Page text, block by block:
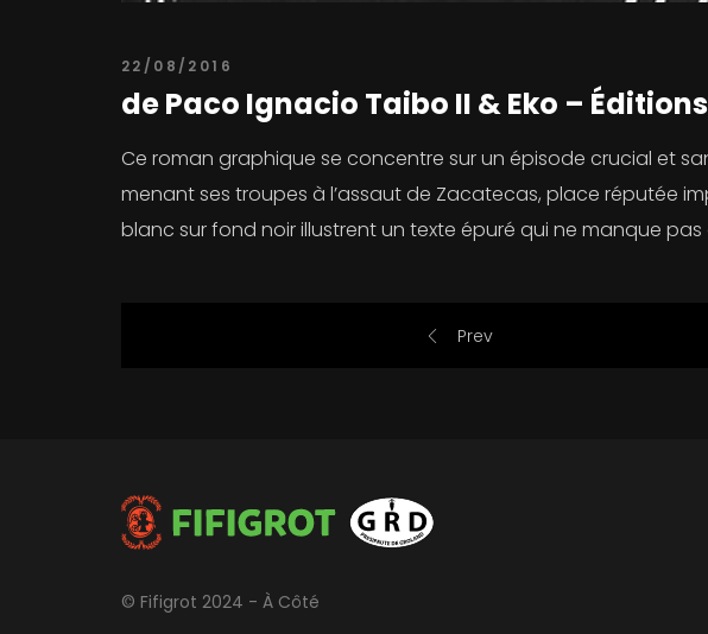
22/08/2016
de Paco Ignacio Taibo II & Eko –
Ce roman graphique se concentre sur un épisode crucial et
menant ses troupes à l’assaut de Zacatecas, place réputée
blanc sur fond noir illustrent un texte épuré qui ne manque pas
Prev
© Fifigrot 2024 - À Côté